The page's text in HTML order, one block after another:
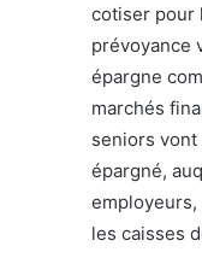
cotiser pour
prévoyance
épargne
marchés
seniors
épargné,
les caisses